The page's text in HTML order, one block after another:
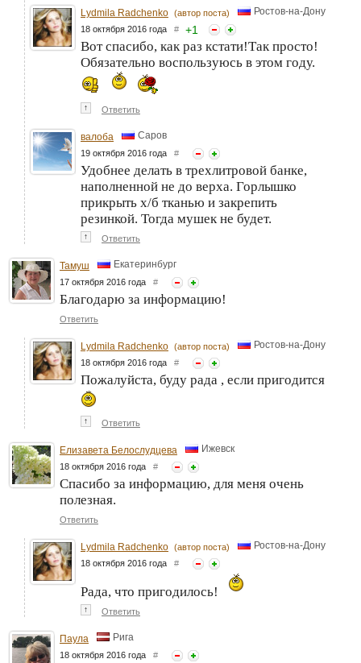
Lydmila Radchenko (автор поста) Ростов-на-Дону
18 октября 2016 года # +1
Вот спасибо, как раз кстати!Так просто!
Обязательно воспользуюсь в этом году.
↑ Ответить
валоба Саров
19 октября 2016 года #
Удобнее делать в трехлитровой банке,
наполненной не до верха. Горлышко
прикрыть х/б тканью и закрепить
резинкой. Тогда мушек не будет.
↑ Ответить
Тамуш Екатеринбург
17 октября 2016 года #
Благодарю за информацию!
Ответить
Lydmila Radchenko (автор поста) Ростов-на-Дону
18 октября 2016 года #
Пожалуйста, буду рада , если пригодится
↑ Ответить
Елизавета Белослудцева Ижевск
18 октября 2016 года #
Спасибо за информацию, для меня очень
полезная.
Ответить
Lydmila Radchenko (автор поста) Ростов-на-Дону
18 октября 2016 года #
Рада, что пригодилось!
↑ Ответить
Паула Рига
18 октября 2016 года #